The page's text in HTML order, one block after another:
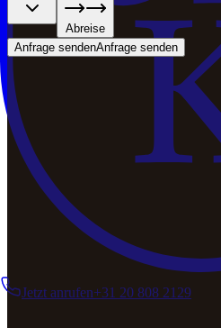
Jetzt anrufen+31 20 808 2129
Abreise
Anfrage sendenAnfrage senden